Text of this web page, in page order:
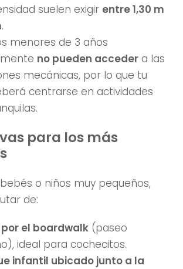
suelen exigir entre 1,30 m
.
menores de 3 años
no pueden acceder a las
mecánicas, por lo que tu
centrarse en actividades
para los más
o niños muy pequeños,
de:
por el boardwalk (paseo
ideal para cochecitos.
infantil ubicado junto a la